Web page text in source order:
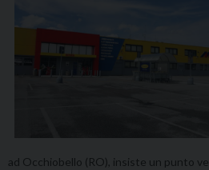
ad Occhiobello (RO), insiste un punto